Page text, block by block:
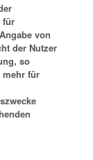
für
von
der Nutzer
so
mehr für